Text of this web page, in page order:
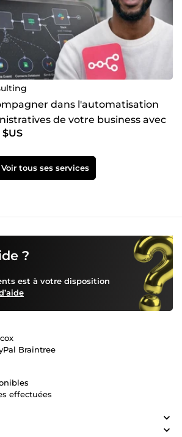
dans l'automatisation
de votre business avec
Voir tous ses services
?
est à votre disposition
Braintree
effectuées